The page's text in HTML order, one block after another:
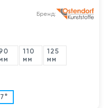
Бренд:
110
мм
125
мм